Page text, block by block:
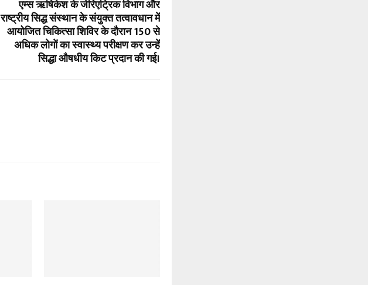
एम्स ऋषिकेश के जेरिएट्रिक विभाग और
राष्ट्रीय सिद्ध संस्थान के संयुक्त तत्वावधान में
आयोजित चिकित्सा शिविर के दौरान 150 से
अधिक लोगों का स्वास्थ्य परीक्षण कर उन्हें
सिद्धा औषधीय किट प्रदान की गई।